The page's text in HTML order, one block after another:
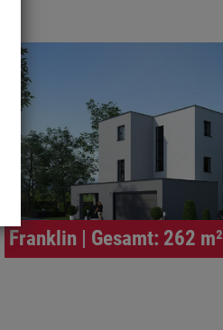
Franklin | Gesamt: 262 m²